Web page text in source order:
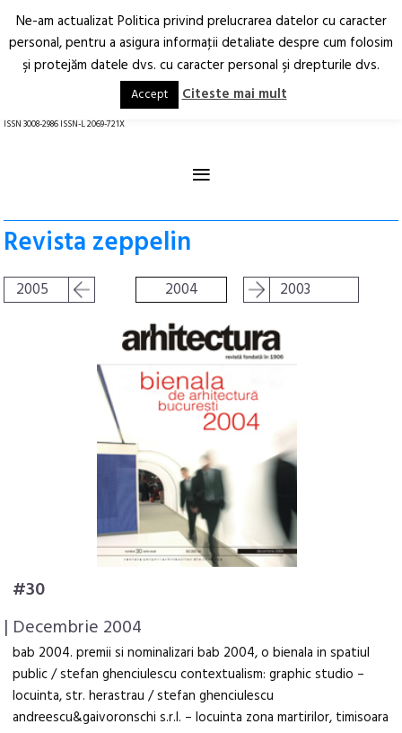
Arhitectură.
Oraș.
RO EN
ISSN 3008-2986 ISSN-L 2069-721X
≡
Revista zeppelin
2005 2004 2003
#30
| Decembrie 2004
bab 2004. premii si nominalizari bab 2004, o bienala in spatiul
public / stefan ghenciulescu contextualism: graphic studio –
locuinta, str. herastrau / stefan ghenciulescu
andreescu&gaivoronschi s.r.l. – locuinta zona martirilor, timisoara
Ne-am actualizat Politica privind prelucrarea datelor cu caracter
personal, pentru a asigura informaţii detaliate despre cum folosim
şi protejăm datele dvs. cu caracter personal şi drepturile dvs.
Accept Citeste mai mult